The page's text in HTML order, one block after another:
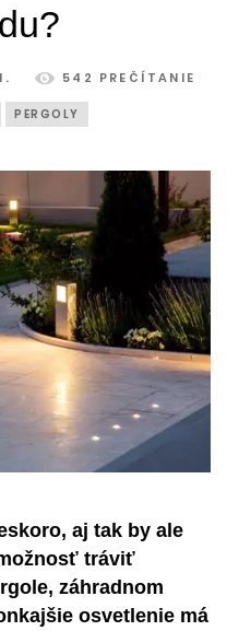
542 PREČÍTANIE
PERGOLY
aj tak by ale
tráviť
záhradnom
osvetlenie má